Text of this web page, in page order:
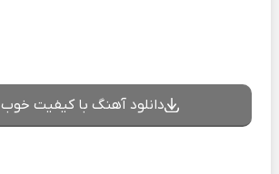
دانلود آهنگ با کیفیت خوب 128